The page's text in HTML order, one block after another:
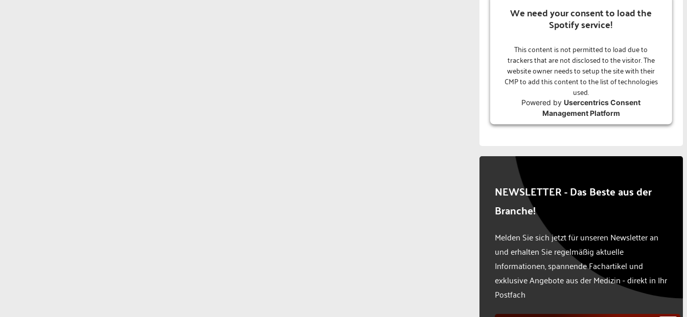
We need your consent to load the
Spotify service!
This content is not permitted to load due to
trackers that are not disclosed to the visitor. The
website owner needs to setup the site with their
CMP to add this content to the list of technologies
used.
Powered byUsercentrics Consent
Management Platform
NEWSLETTER - Das Beste aus der
Branche!
Melden Sie sich jetzt für unseren Newsletter an
und erhalten Sie regelmäßig aktuelle
Informationen, spannende Fachartikel und
exklusive Angebote aus der Medizin - direkt in Ihr
Postfach